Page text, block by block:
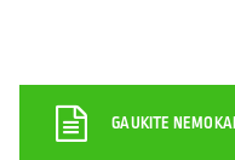
GAUKITE